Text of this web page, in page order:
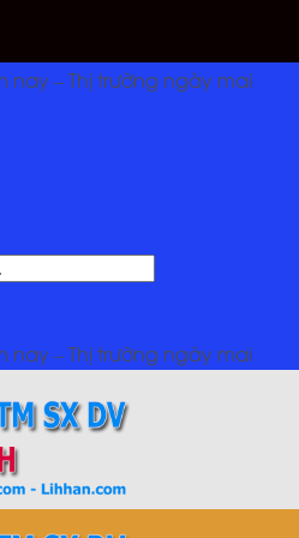
nay – Thị trường ngày mai
nay – Thị trường ngày mai